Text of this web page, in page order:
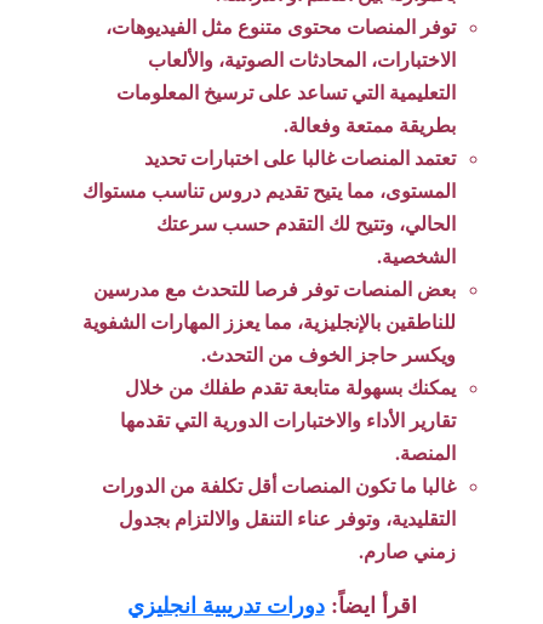
توفر المنصات محتوى متنوع مثل الفيديوهات،
الاختبارات، المحادثات الصوتية، والألعاب
التعليمية التي تساعد على ترسيخ المعلومات
بطريقة ممتعة وفعالة.
تعتمد المنصات غالبا على اختبارات تحديد
المستوى، مما يتيح تقديم دروس تناسب مستواك
الحالي، وتتيح لك التقدم حسب سرعتك
الشخصية.
بعض المنصات توفر فرصا للتحدث مع مدرسين
للناطقين بالإنجليزية، مما يعزز المهارات الشفوية
ويكسر حاجز الخوف من التحدث.
يمكنك بسهولة متابعة تقدم طفلك من خلال
تقارير الأداء والاختبارات الدورية التي تقدمها
المنصة.
غالبا ما تكون المنصات أقل تكلفة من الدورات
التقليدية، وتوفر عناء التنقل والالتزام بجدول
زمني صارم.
اقرأ ايضاً:دورات تدريبية انجليزي